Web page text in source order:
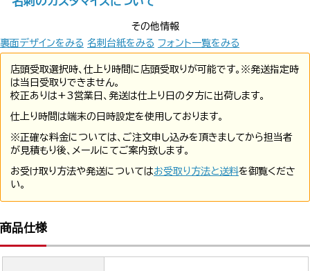
その他情報
裏面デザインをみる 名刺台紙をみる フォント一覧をみる
店頭受取選択時、仕上り時間に店頭受取りが可能です。※発送指定時
は当日受取りできません。
校正ありは+3営業日、発送は仕上り日の夕方に出荷します。
仕上り時間は端末の日時設定を使用しております。
※正確な料金については、ご注文申し込みを頂きましてから担当者
が見積もり後、メールにてご案内致します。
お受け取り方法や発送についてはお受取り方法と送料を御覧くださ
い。
商品仕様